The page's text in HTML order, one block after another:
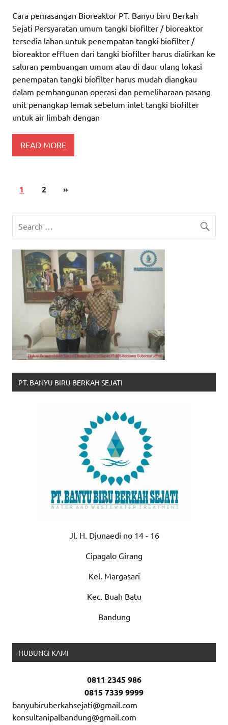
Cara pemasangan Bioreaktor PT. Banyu biru Berkah
Sejati Persyaratan umum tangki biofilter / bioreaktor
tersedia lahan untuk penempatan tangki biofilter /
bioreaktor effluen dari tangki biofilter harus dialirkan ke
saluran pembuangan umum atau di daur ulang lokasi
penempatan tangki biofilter harus mudah diangkau
dalam pembangunan operasi dan pemeliharaan pasang
unit penangkap lemak sebelum inlet tangki biofilter
untuk air limbah dengan
READ MORE
1 2 »
PT. BANYU BIRU BERKAH SEJATI
Jl. H. Djunaedi no 14 - 16
Cipagalo Girang
Kel. Margasari
Kec. Buah Batu
Bandung
HUBUNGI KAMI
0811 2345 986
0815 7339 9999
banyubiruberkahsejati@gmail.com
konsultanipalbandung@gmail.com